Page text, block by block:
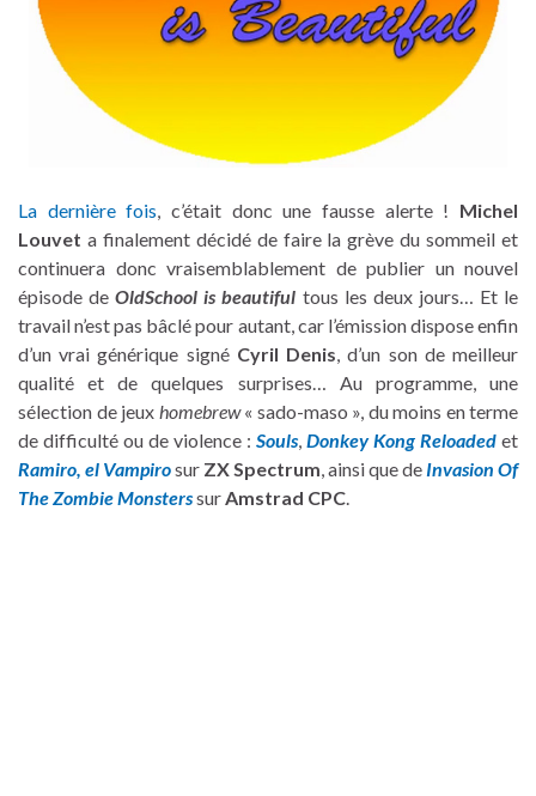
La dernière fois, c’était donc une fausse alerte ! Michel
Louvet a finalement décidé de faire la grève du sommeil et
continuera donc vraisemblablement de publier un nouvel
épisode deOldSchool is beautiful tous les deux jours… Et le
travail n’est pas bâclé pour autant, car l’émission dispose enfin
d’un vrai générique signé Cyril Denis, d’un son de meilleur
qualité et de quelques surprises… Au programme, une
sélection de jeux homebrew« sado-maso », du moins en terme
de difficulté ou de violence : Souls, Donkey Kong Reloaded et
Ramiro, el Vampirosur ZX Spectrum, ainsi que de Invasion Of
The Zombie MonsterssurAmstrad CPC.